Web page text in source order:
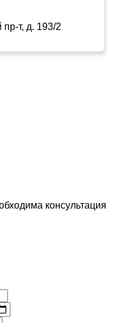
т, д. 193/2
консультация